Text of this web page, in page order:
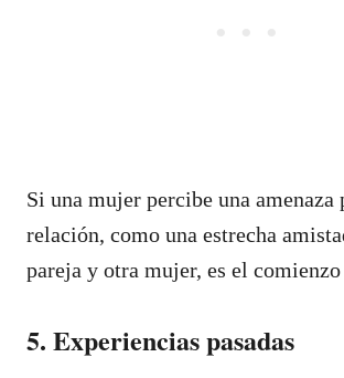
Si una mujer percibe una amenaza
relación, como una estrecha
pareja y otra mujer, es el
5. Experiencias pasadas